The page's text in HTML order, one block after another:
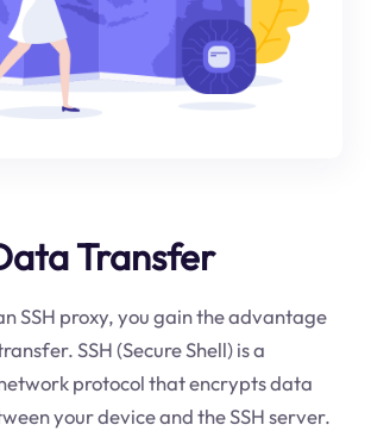
Transfer
SSH proxy, you gain the advantage
SSH (Secure Shell) is a
protocol that encrypts data
your device and the SSH server.